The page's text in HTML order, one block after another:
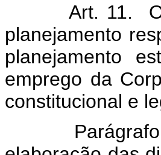
Art. 11.
planejamento
planejamento
emprego da
constitucional e
Parágrafo